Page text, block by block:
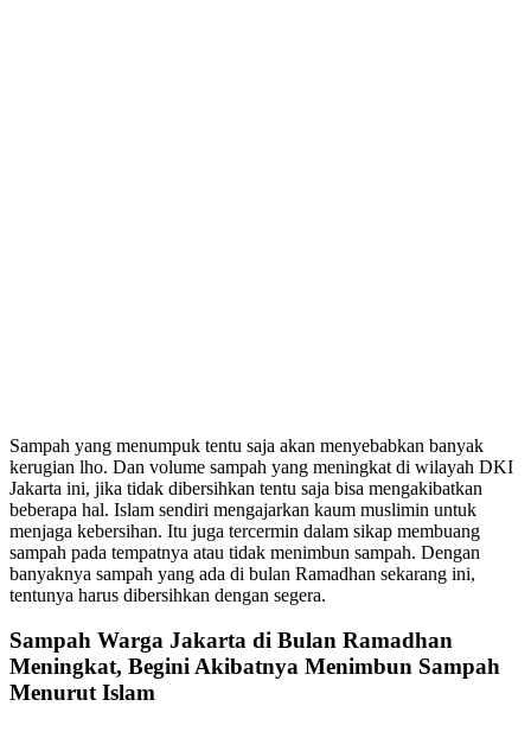
Sampah yang menumpuk tentu saja akan menyebabkan banyak
kerugian lho. Dan volume sampah yang meningkat di wilayah DKI
Jakarta ini, jika tidak dibersihkan tentu saja bisa mengakibatkan
beberapa hal. Islam sendiri mengajarkan kaum muslimin untuk
menjaga kebersihan. Itu juga tercermin dalam sikap membuang
sampah pada tempatnya atau tidak menimbun sampah. Dengan
banyaknya sampah yang ada di bulan Ramadhan sekarang ini,
tentunya harus dibersihkan dengan segera.
Sampah Warga Jakarta di Bulan Ramadhan
Meningkat, Begini Akibatnya Menimbun Sampah
Menurut Islam